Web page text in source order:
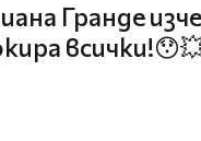
Гранде